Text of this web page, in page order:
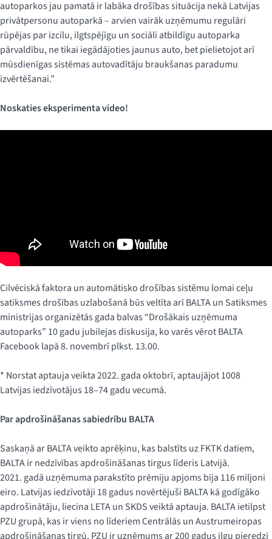
autoparkos jau pamatā ir labāka drošības situācija nekā Latvijas
privātpersonu autoparkā – arvien vairāk uzņēmumu regulāri
rūpējas par izcilu, ilgtspējīgu un sociāli atbildīgu autoparka
pārvaldību, ne tikai iegādājoties jaunus auto, bet pielietojot arī
mūsdienīgas sistēmas autovadītāju braukšanas paradumu
izvērtēšanai.”
Noskaties eksperimenta video!
Cilvēciskā faktora un automātisko drošības sistēmu lomai ceļu
satiksmes drošības uzlabošanā būs veltīta arī BALTA un Satiksmes
ministrijas organizētās gada balvas “Drošākais uzņēmuma
autoparks” 10 gadu jubilejas diskusija, ko varēs vērot BALTA
Facebook lapā 8. novembrī plkst. 13.00.
* Norstat aptauja veikta 2022. gada oktobrī, aptaujājot 1008
Latvijas iedzīvotājus 18–74 gadu vecumā.
Par apdrošināšanas sabiedrību BALTA
Saskaņā ar BALTA veikto aprēķinu, kas balstīts uz FKTK datiem,
BALTA ir nedzīvības apdrošināšanas tirgus līderis Latvijā.
2021. gadā uzņēmuma parakstīto prēmiju apjoms bija 116 miljoni
eiro. Latvijas iedzīvotāji 18 gadus novērtējuši BALTA kā godīgāko
apdrošinātāju, liecina LETA un SKDS veiktā aptauja. BALTA ietilpst
PZU grupā, kas ir viens no līderiem Centrālās un Austrumeiropas
apdrošināšanas tirgū. PZU ir uzņēmums ar 200 gadus ilgu pieredzi